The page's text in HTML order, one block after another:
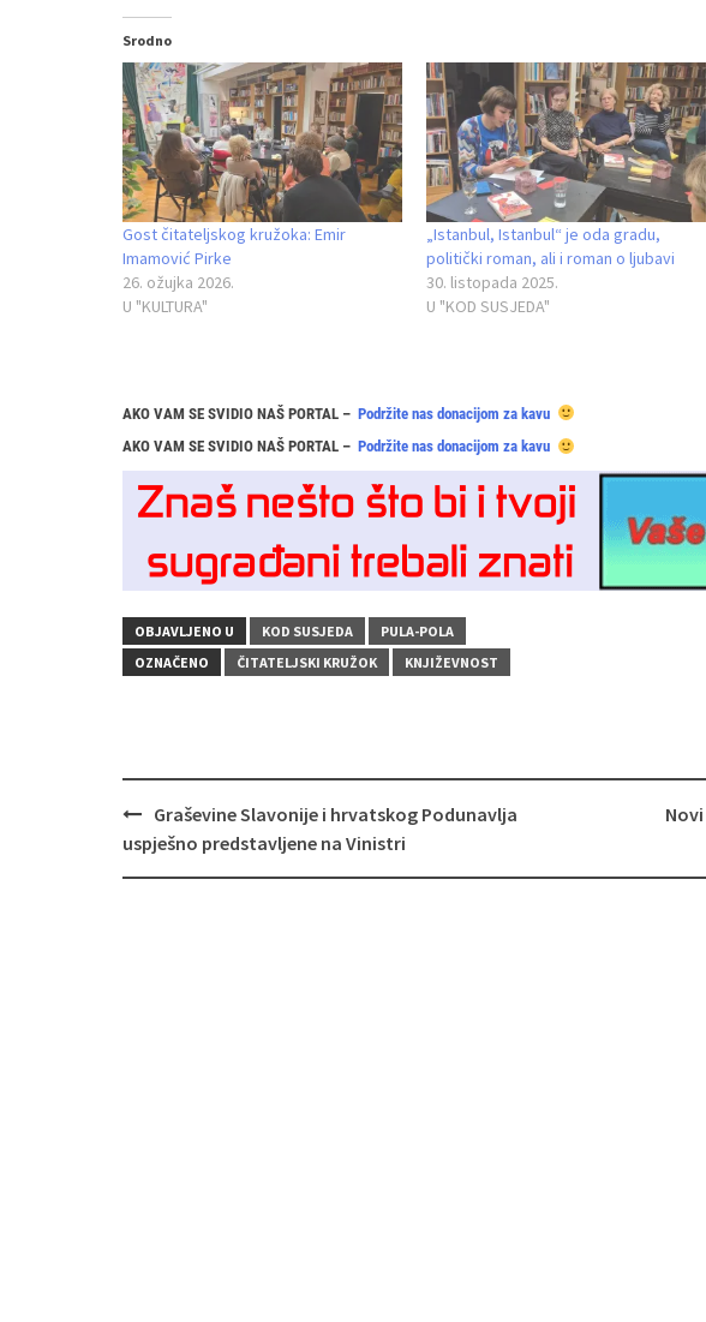
Srodno
Gost čitateljskog kružoka: Emir
Imamović Pirke
26. ožujka 2026.
U "KULTURA"
„Istanbul, Istanbul“ je oda gradu,
politički roman, ali i roman o ljubavi
30. listopada 2025.
U "KOD SUSJEDA"
AKO VAM SE SVIDIO NAŠ PORTAL – Podržite nas donacijom za kavu
AKO VAM SE SVIDIO NAŠ PORTAL – Podržite nas donacijom za kavu
OBJAVLJENO U KOD SUSJEDA
PULA-POLA
OZNAČENO
ČITATELJSKI KRUŽOK KNJIŽEVNOST
Navigacija
objava
Graševine Slavonije i hrvatskog Podunavlja
uspješno predstavljene na Vinistri